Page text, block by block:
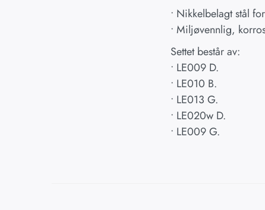
• Nikkelbelagt stål
• Miljøvennlig,
Settet består av:
• LE009 D.
• LE010 B.
• LE013 G.
• LE020w D.
• LE009 G.